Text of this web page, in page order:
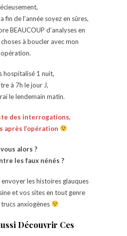
fin de l’année soyez en sûres,
BEAUCOUP d’analyses en
à boucler avec mon
opération.
hospitalisé 1 nuit,
à 7h le jour J,
le lendemain matin.
des interrogations,
après l’opération
alors ?
les faux nénés ?
envoyer les histoires glauques
et vos sites en tout genre
anxiogènes
Découvrir Ces